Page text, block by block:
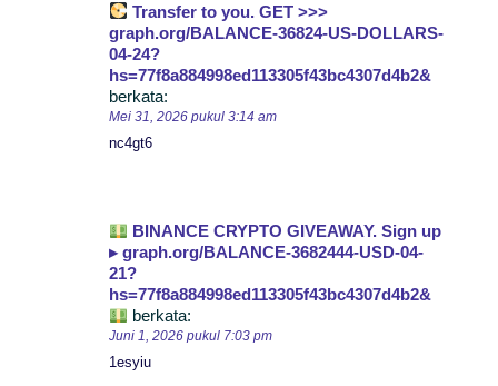
Transfer to you. GET >>>
graph.org/BALANCE-36824-US-DOLLARS-
04-24?
hs=77f8a884998ed113305f43bc4307d4b2&
berkata:
Mei 31, 2026 pukul 3:14 am
nc4gt6
BINANCE CRYPTO GIVEAWAY. Sign up
▸ graph.org/BALANCE-3682444-USD-04-
21?
hs=77f8a884998ed113305f43bc4307d4b2&
berkata:
Juni 1, 2026 pukul 7:03 pm
1esyiu